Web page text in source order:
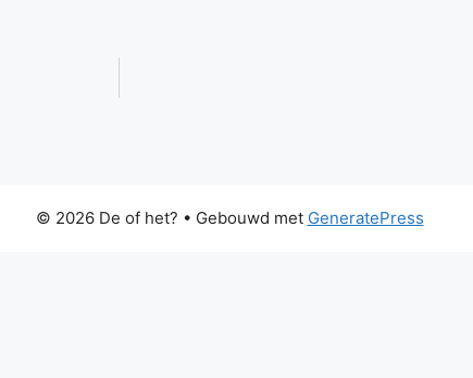
© 2026 De of het? • Gebouwd met GeneratePress